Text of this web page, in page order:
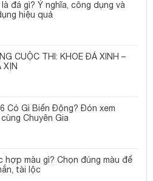
là đá gì? Ý nghĩa, công dụng và
hiệu quả
CUỘC THI: KHOE ĐÁ XINH –
XỊN
Có Gì Biến Động? Đón xem
Chuyên Gia
hợp màu gì? Chọn đúng màu để
tài lộc